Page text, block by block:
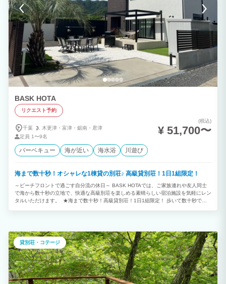
BASK HOTA
リクエスト予約
千葉 木更津・ 富津・ 鋸南・ 君津
定員 1〜9名
(税込)
¥ 51,700〜
バーベキュー 海が近い 海水浴 川遊び
海まで数十秒！オシャレな1棟貸の別荘♪ 高級貸別荘！1日1組限定！
～ビーチフロントで過ごす自分流の休日～ BASK HOTAでは、ご家族連れや友人同士
で海から数十秒の立地で、快適な高級別荘を楽しめる素晴らしい宿泊施設を気軽にレン
タルいただけます。 ★海まで数十秒！高級貸別荘！1日1組限定！ 歩いて数十秒で元
みいただけます。 雨天時はBBQコンロをタイルデッキの上に設置させていただきま
す。 ※台風等で強風、暴風となります際はオーニングが破損する恐れがございますの
で、オーニングはご使用いただけません。 ★広々ジェットバス！ TOTO SYNLAのい
たれりつくせり広々バスルームで日々の疲れを癒す 肩、腰の楽湯もお楽しみいただけ
ます。 たっぷりの水流と心地よい刺激で至福の時間を ジャグジー感覚でゆっくり浸か
ってください。 ★ルーフトップから天気の良い日は富士山も！ BASK HOTAのルーフ
トップから天気の良い日には富士山を望むこともできます。 温水シャワーがございま
貸別荘・コテージ